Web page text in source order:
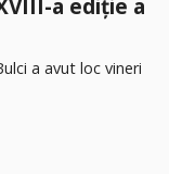
a avut loc vineri